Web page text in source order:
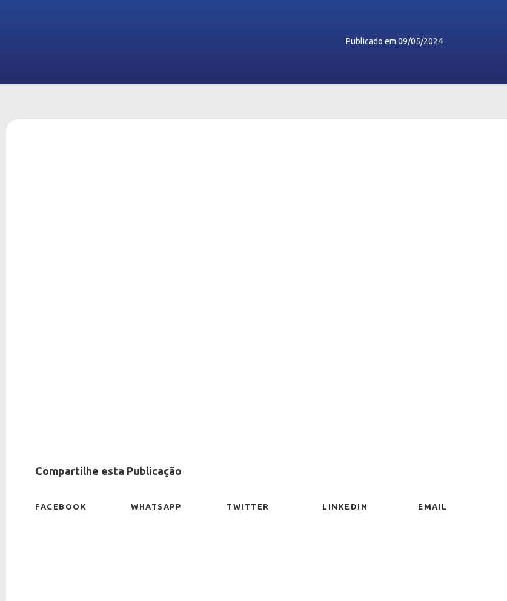
Publicado em 09/05/2024
Compartilhe esta Publicação
FACEBOOK WHATSAPP TWITTER LINKEDIN EMAIL